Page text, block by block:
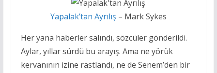
Yapalak’tan Ayrılış – Mark Sykes
Her yana haberler salındı, sözcüler gönderildi.
Aylar, yıllar sürdü bu arayış. Ama ne yörük
kervanının izine rastlandı, ne de Senem’den bir